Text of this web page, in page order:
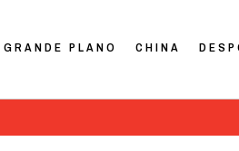
GRANDE PLANO CHINA